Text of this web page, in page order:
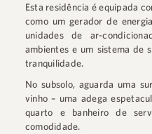
Esta residência é equipada
como um gerador de
unidades de ar-
ambientes e um sistema de
tranquilidade.
No subsolo, aguarda uma
vinho – uma adega
quarto e banheiro de
comodidade.